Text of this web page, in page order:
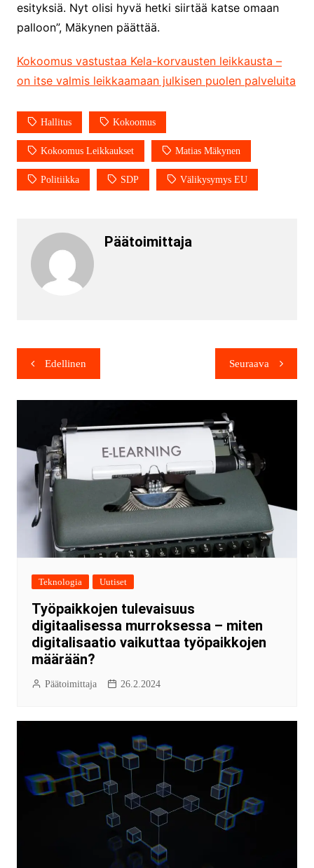
esityksiä. Nyt olisi hyvä hetki siirtää katse omaan
palloon”, Mäkynen päättää.
Kokoomus vastustaa Kela-korvausten leikkausta –
on itse valmis leikkaamaan julkisen puolen palveluita
Hallitus Kokoomus
Kokoomus Leikkaukset Matias Mäkynen
Politiikka SDP Välikysymys EU
Päätoimittaja
Edellinen Seuraava
Teknologia Uutiset
Työpaikkojen tulevaisuus
digitaalisessa murroksessa – miten
digitalisaatio vaikuttaa työpaikkojen
määrään?
Päätoimittaja 26.2.2024